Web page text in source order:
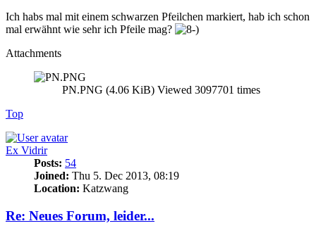
Ich habs mal mit einem schwarzen Pfeilchen markiert, hab ich schon
mal erwähnt wie sehr ich Pfeile mag?
Attachments
PN.PNG (4.06 KiB) Viewed 3097701 times
Top
Ex Vidrir
Posts: 54
Joined: Thu 5. Dec 2013, 08:19
Location: Katzwang
Re: Neues Forum, leider...